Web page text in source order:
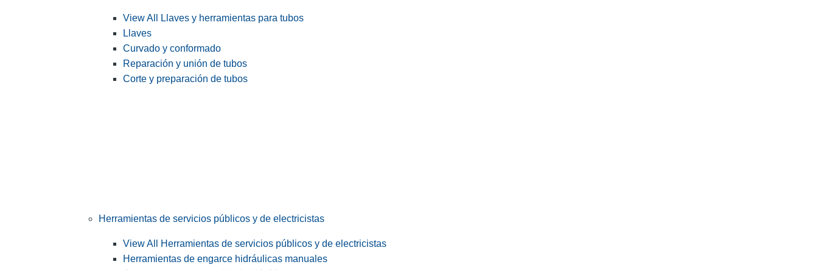
View All Llaves y herramientas para tubos
Llaves
Curvado y conformado
Reparación y unión de tubos
Corte y preparación de tubos
Herramientas de servicios públicos y de electricistas
View All Herramientas de servicios públicos y de electricistas
Herramientas de engarce hidráulicas manuales